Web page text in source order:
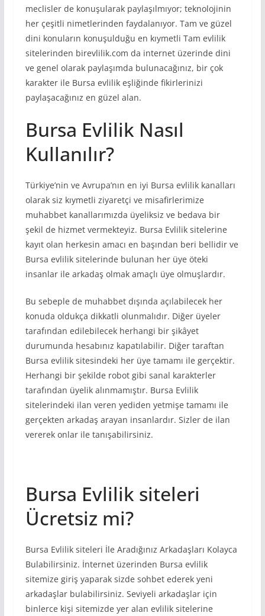
meclisler de konuşularak paylaşılmıyor; teknolojinin
her çeşitli nimetlerinden faydalanıyor. Tam ve güzel
dini konuların konuşulduğu en kıymetli Tam evlilik
sitelerinden birevlilik.com da internet üzerinde dini
ve genel olarak paylaşımda bulunacağınız, bir çok
karakter ile Bursa evlilik eşliğinde fikirlerinizi
paylaşacağınız en güzel alan.
Bursa Evlilik Nasıl
Kullanılır?
Türkiye’nin ve Avrupa’nın en iyi Bursa evlilik kanalları
olarak siz kıymetli ziyaretçi ve misafirlerimize
muhabbet kanallarımızda üyeliksiz ve bedava bir
şekil de hizmet vermekteyiz. Bursa Evlilik sitelerine
kayıt olan herkesin amacı en başından beri bellidir ve
Bursa evlilik sitelerinde bulunan her üye öteki
insanlar ile arkadaş olmak amaçlı üye olmuşlardır.
Bu sebeple de muhabbet dışında açılabilecek her
konuda oldukça dikkatli olunmalıdır. Diğer üyeler
tarafından edilebilecek herhangi bir şikâyet
durumunda hesabınız kapatılabilir. Diğer taraftan
Bursa evlilik sitesindeki her üye tamamı ile gerçektir.
Herhangi bir şekilde robot gibi sanal karakterler
tarafından üyelik alınmamıştır. Bursa Evlilik
sitelerindeki ilan veren yediden yetmişe tamamı ile
gerçekten arkadaş arayan insanlardır. Sizler de ilan
vererek onlar ile tanışabilirsiniz.
Bursa Evlilik siteleri
Ücretsiz mi?
Bursa Evlilik siteleri İle Aradığınız Arkadaşları Kolayca
Bulabilirsiniz. İnternet üzerinden Bursa evlilik
sitemize giriş yaparak sizde sohbet ederek yeni
arkadaşlar bulabilirsiniz. Seviyeli arkadaşlar için
binlerce kişi sitemizde yer alan evlilik sitelerine